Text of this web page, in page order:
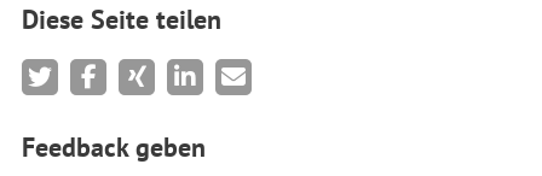
Diese Seite teilen
Feedback geben